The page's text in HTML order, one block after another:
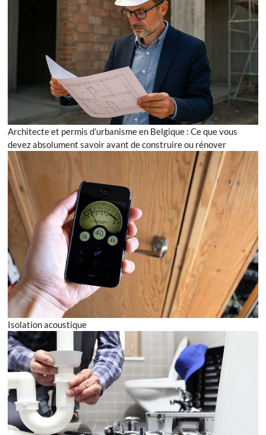
Architecte et permis d’urbanisme en Belgique : Ce que vous
devez absolument savoir avant de construire ou rénover
Isolation acoustique